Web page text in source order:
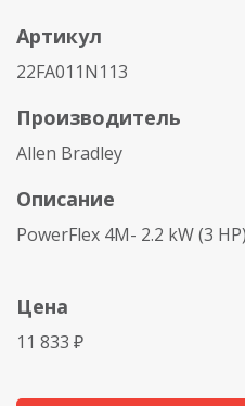
Артикул
22FA011N113
Производитель
Allen Bradley
Описание
PowerFlex 4M- 2.2 kW (3
Цена
11 833 ₽